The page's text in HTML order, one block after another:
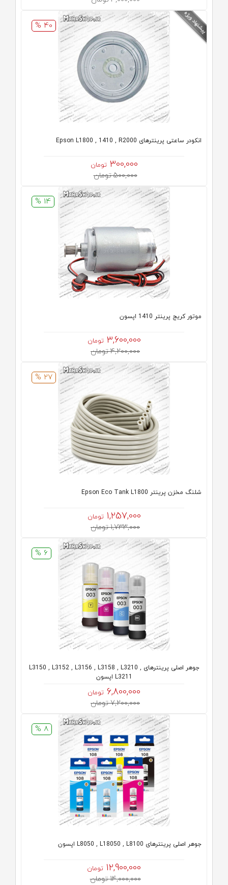
40 %
انکودر ساعتی پرینترهای Epson L1800 , 1410 , R2000
300,000 تومان
500,000 تومان
14 %
موتور کریج پرینتر 1410 اپسون
3,600,000 تومان
4,200,000 تومان
27 %
شلنگ مخزن پرینتر Epson Eco Tank L1800
1,257,000 تومان
1,733,000 تومان
6 %
جوهر اصلی پرینترهای L3150 , L3152 , L3156 , L3158 , L3210 ,
L3211 اپسون
6,800,000 تومان
7,200,000 تومان
8 %
جوهر اصلی پرینترهای L8050 , L18050 , L8100 اپسون
12,900,000 تومان
14,000,000 تومان